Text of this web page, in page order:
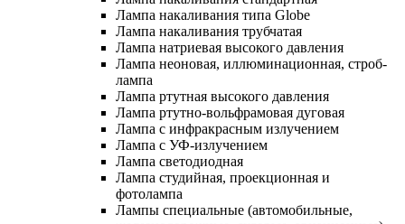
Лампа накаливания типа Globe
Лампа накаливания трубчатая
Лампа натриевая высокого давления
Лампа неоновая, иллюминационная, строб-
лампа
Лампа ртутная высокого давления
Лампа ртутно-вольфрамовая дуговая
Лампа с инфракрасным излучением
Лампа с УФ-излучением
Лампа светодиодная
Лампа студийная, проекционная и
фотолампа
Лампы специальные (автомобильные,